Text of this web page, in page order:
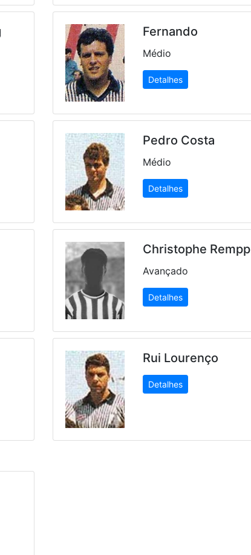
Fernando
Médio
Detalhes
Pedro Costa
Médio
Detalhes
Christophe Rempp
Avançado
Detalhes
Rui Lourenço
Detalhes